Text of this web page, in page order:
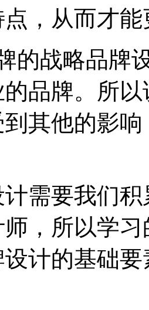
，从而才
的战略品牌
品牌。所
其他的影
需要我们
，所以学
计的基础